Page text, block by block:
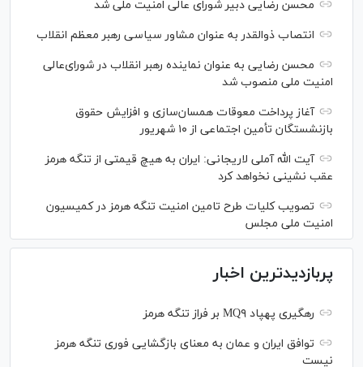
محسن رضایی دبیر شورای عالی امنیت ملی شد
انتصاب ذوالقدر به عنوان مشاور سیاسی رهبر معظم انقلاب
محسن رضایی به عنوان نماینده رهبر انقلاب در شورای‌عالی
امنیت ملی منصوب شد
آغاز پرداخت معوقات همسان‌سازی و افزایش حقوق
بازنشستگان تأمین اجتماعی از ۱۰ شهریور
آیت الله آملی لاریجانی: ایران به هیچ قیمتی از تنگه هرمز
عقب نشینی نخواهد کرد
تصویب کلیات طرح تامین امنیت تنگه هرمز در کمیسیون
امنیت ملی مجلس
پربازدیدترین اخبار
رهگیری پهپاد MQ۹ بر فراز تنگه هرمز
توافق ایران و عمان به معنای بازگشایی فوری تنگه هرمز
نیست